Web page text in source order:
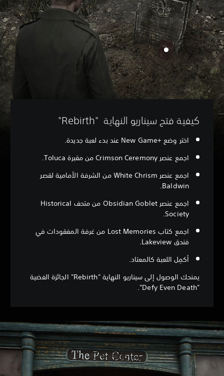
كيفية فتح سيناريو النهاية "Rebirth"
اختر وضع New Game+‎ عند بدء لعبة جديدة.
اجمع عنصر Crimson Ceremony من مقبرة Toluca.
اجمع عنصر White Chrism من الشرفة الأمامية لقصر
Baldwin.
اجمع عنصر Obsidian Goblet من متحف Historical
Society.
اجمع كتاب Lost Memories من غرفة المفقودات في
فندق Lakeview.
أكمِل اللعبة كالمعتاد.
يمنحك الوصول إلى سيناريو النهاية "Rebirth" الجائزة الفضية